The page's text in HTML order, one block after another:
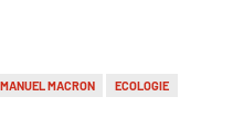
MACRON
ECOLOGIE